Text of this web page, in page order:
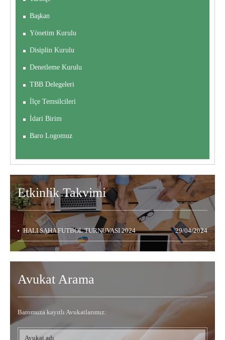
Başkan
Yönetim Kurulu
Disiplin Kurulu
Denetleme Kurulu
TBB Delegeleri
İlçe Temsilcileri
İdari Birim
Baro Logomuz
EtkinlikTakvimi
29/04/2024
HALI SAHA FUTBOL TURNUVASI 2024
Avukat Arama
Baromuza kayıtlı Avukatlarımız: